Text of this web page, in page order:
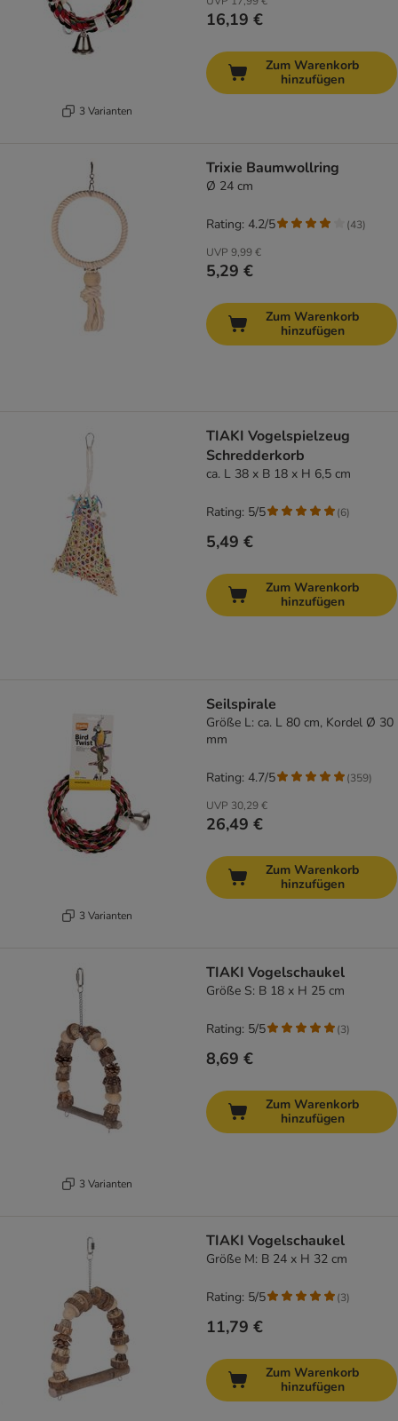
3 Varianten
16,19 €
Zum Warenkorb
hinzufügen
Trixie Baumwollring
Ø 24 cm
UVP 9,99 €
5,29 €
Rating: 4.2/5 (43)
Zum Warenkorb
hinzufügen
TIAKI Vogelspielzeug
Schredderkorb
ca. L 38 x B 18 x H 6,5 cm
5,49 €
Rating: 5/5 (6)
Zum Warenkorb
hinzufügen
3 Varianten
Seilspirale
Größe L: ca. L 80 cm, Kordel Ø 30
mm
UVP 30,29 €
26,49 €
Rating: 4.7/5 (359)
Zum Warenkorb
hinzufügen
3 Varianten
TIAKI Vogelschaukel
Größe S: B 18 x H 25 cm
8,69 €
Rating: 5/5 (3)
Zum Warenkorb
hinzufügen
TIAKI Vogelschaukel
Größe M: B 24 x H 32 cm
11,79 €
Rating: 5/5 (3)
Zum Warenkorb
hinzufügen